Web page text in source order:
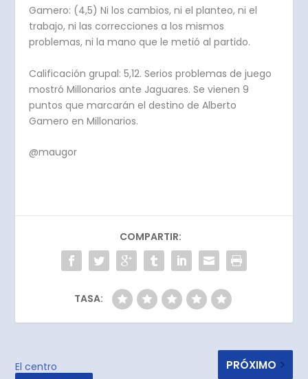
Gamero: (4,5) Ni los cambios, ni el planteo, ni el
trabajo, ni las correcciones a los mismos
problemas, ni la mano que le metió al partido.
Calificación grupal: 5,12. Serios problemas de juego
mostró Millonarios ante Jaguares. Se vienen 9
puntos que marcarán el destino de Alberto
Gamero en Millonarios.
@maugor
COMPARTIR:
TASA:
El centro PRÓXIMO